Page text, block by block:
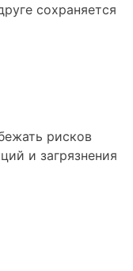
сохраняется
рисков
и загрязнения